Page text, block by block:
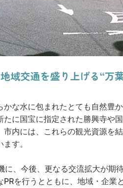
域交通を盛り上げる“万
な水に包まれたとても自然豊
に国宝に指定された勝興寺や
内には、これらの観光資源
す。
、今後、更なる交流拡大が期
を行うとともに、地域・企